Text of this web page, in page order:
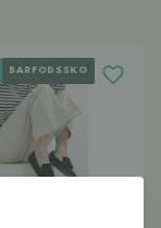
BARFODSSKO